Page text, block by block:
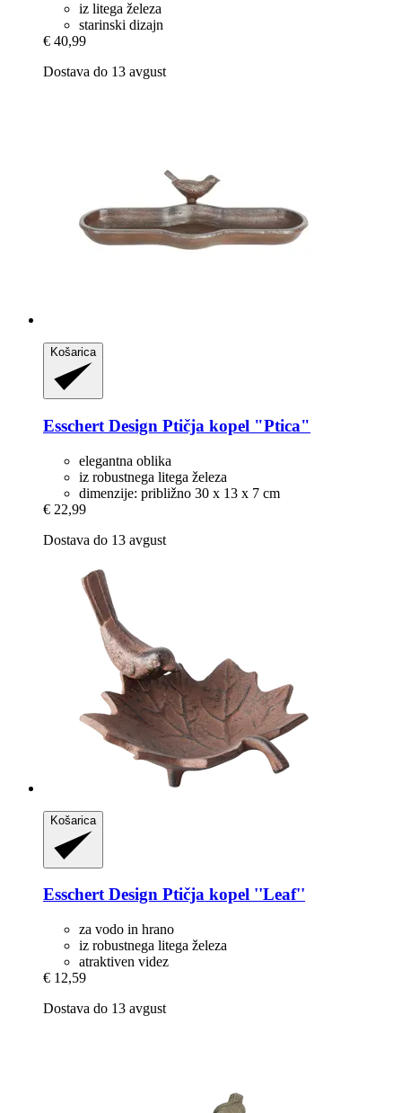
iz litega železa
starinski dizajn
€ 40,99
Dostava do 13 avgust
Košarica
Esschert Design Ptičja kopel "Ptica"
elegantna oblika
iz robustnega litega železa
dimenzije: približno 30 x 13 x 7 cm
€ 22,99
Dostava do 13 avgust
Košarica
Esschert Design Ptičja kopel ''Leaf''
za vodo in hrano
iz robustnega litega železa
atraktiven videz
€ 12,59
Dostava do 13 avgust